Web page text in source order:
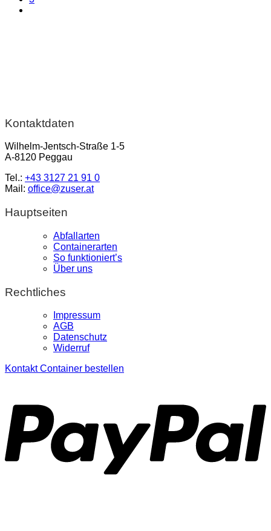
Kontaktdaten
Wilhelm-Jentsch-Straße 1-5
A-8120 Peggau
Tel.: +43 3127 21 91 0
Mail: office@zuser.at
Hauptseiten
Abfallarten
Containerarten
So funktioniert’s
Über uns
Rechtliches
Impressum
AGB
Datenschutz
Widerruf
Kontakt Container bestellen